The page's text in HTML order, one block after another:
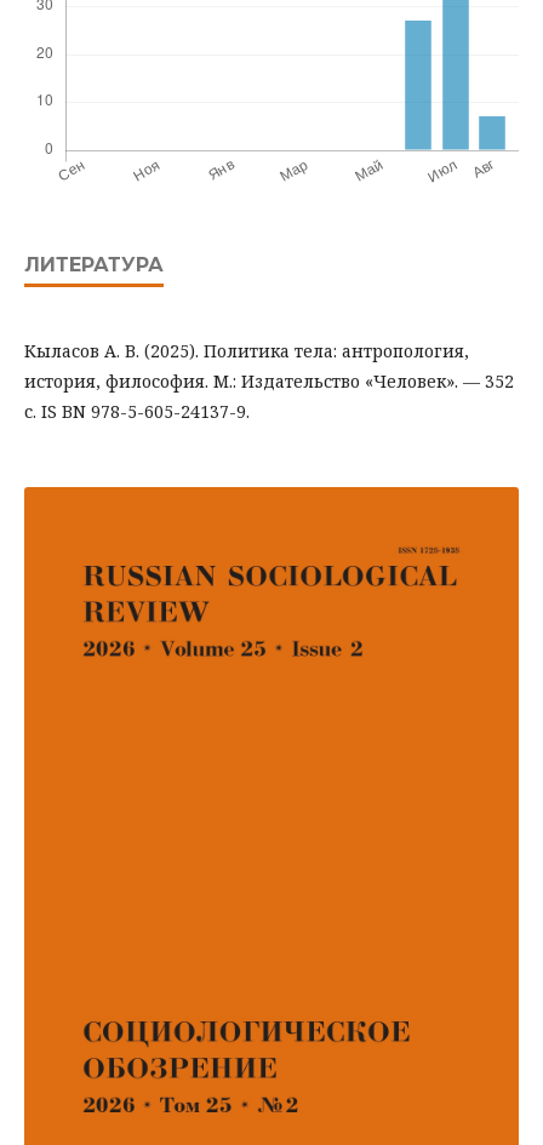
ЛИТЕРАТУРА
Кыласов А. В. (2025). Политика тела: антропология,
история, философия. М.: Издательство «Человек». — 352
с. IS BN 978-5-605-24137-9.